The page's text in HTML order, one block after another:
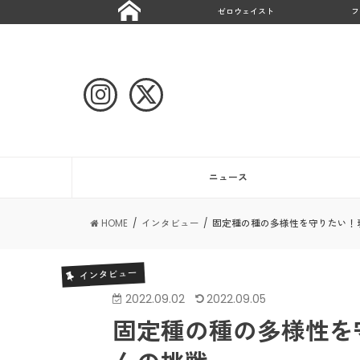
ゼロウェイスト
ニュース
HOME インタビュー 固定種の種の多様性を守りたい
インタビュー
2022.09.02 2022.09.05
固定種の種の多様性